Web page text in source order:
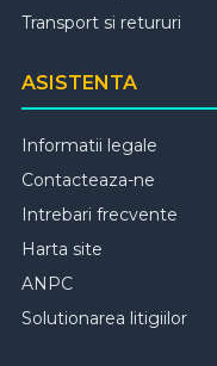
Transport si retururi
ASISTENTA
Informatii legale
Contacteaza-ne
Intrebari frecvente
Harta site
ANPC
Solutionarea litigiilor